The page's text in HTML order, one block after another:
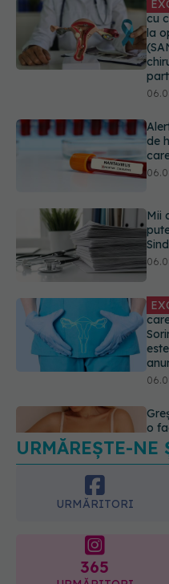
de
Mii
o
la
URMĂREȘTE-NE
URMĂRITORI
365
URMĂRITORI
ARTICOLE SIMILARE